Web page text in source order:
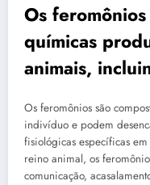
Os
químicas
animais,
Os feromônios são
indivíduo e podem
fisiológicas específicas
reino animal, os
comunicação,